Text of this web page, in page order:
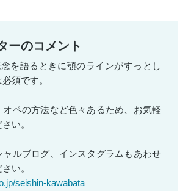
ーのコメント
を語るときに顎のラインがすっとし
須です。
オペの方法など色々あるため、お気軽
い。
ャルブログ、インスタグラムもあわせ
い。
seishin-kawabata